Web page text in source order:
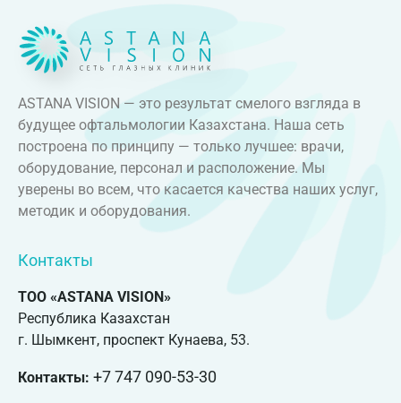
ASTANA VISION — это результат смелого взгляда в
будущее офтальмологии Казахстана. Наша сеть
построена по принципу — только лучшее: врачи,
оборудование, персонал и расположение. Мы
уверены во всем, что касается качества наших услуг,
методик и оборудования.
Контакты
ТОО «ASTANA VISION»
Республика Казахстан
г. Шымкент, проспект Кунаева, 53.
Контакты: +7 747 090-53-30